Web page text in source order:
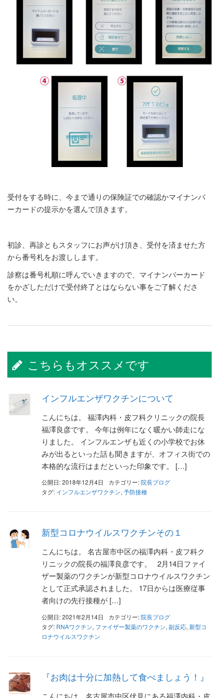
受付をする時に、今まで通りの保険証での確認かマイナンバ
ーカードの提示かを選んで頂きます。
初診、再診ともスタッフにお声がけ頂き、受付を済ませた方
から番号札をお渡しします。
診察は番号札順に呼んでいきますので、マイナンバーカード
をかざしただけで受付終了とはならない事をご了解くださ
い。
こちらもオススメです
インフルエンザワクチンについて
こんにちは。 福澤内科・皮フ科クリニックの院長
福澤良彦です。 今年は例年になく暖かい師走にな
りました。 インフルエンザも近くの小学校でお休
みが出るといった話も聞きますが、オフィス街での
本格的な流行はまだといった印象です。 […]
公開日: 2018年12月4日 カテゴリー:院長ブログ
タグ: インフルエンザワクチン, 予防接種
新型コロナウイルスワクチンその１
こんにちは。 名古屋市中区の福澤内科・皮フ科ク
リニックの院長の福澤良彦です。 2月14日ファイ
ザー製薬のワクチンが新型コロナウイルスワクチン
として正式承認されました。 17日からは医療従事
者向けの先行接種が […]
公開日: 2021年2月14日 カテゴリー:院長ブログ
タグ: RNAワクチン, ファイザー製薬のワクチン, 副反応, 新型コ
ロナウイルスワクチン
『お肉は十分に加熱して食べましょう！』
こんにちは。名古屋市中区伏見にある福澤内科・皮